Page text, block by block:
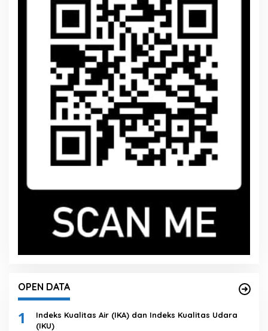
OPEN DATA
1
Indeks Kualitas Air (IKA) dan Indeks Kualitas Udara
(IKU)